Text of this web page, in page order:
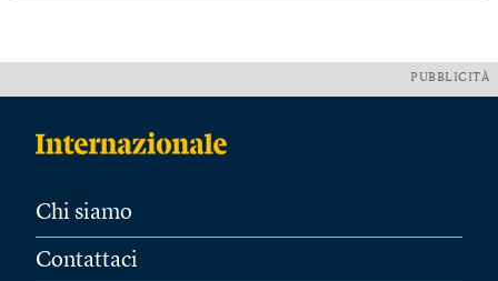
PUBBLICITÀ
Chi siamo
Contattaci